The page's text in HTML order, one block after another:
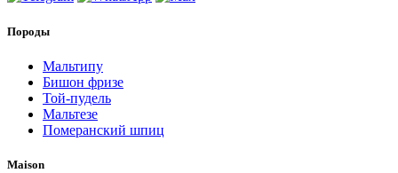
Породы
Мальтипу
Бишон фризе
Той-пудель
Мальтезе
Померанский шпиц
Maison